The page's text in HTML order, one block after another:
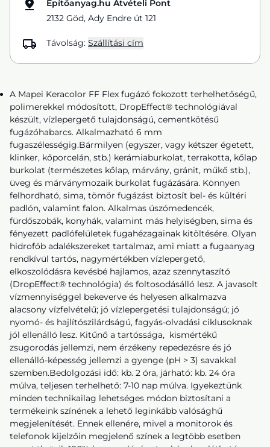
Építőanyag.hu Átvételi Pont
2132 Göd, Ady Endre út 121
Távolság: Szállítási cím
A Mapei Keracolor FF Flex fugázó fokozott terhelhetőségű,
polimerekkel módosított, DropEffect® technológiával
készült, vízlepergető tulajdonságú, cementkötésű
fugázóhabarcs. Alkalmazható 6 mm
fugaszélességig.Bármilyen (egyszer, vagy kétszer égetett,
klinker, kőporcelán, stb.) kerámiaburkolat, terrakotta, kőlap
burkolat (természetes kőlap, márvány, gránit, műkő stb.),
üveg és márványmozaik burkolat fugázására. Könnyen
felhordható, sima, tömör fugázást biztosít bel- és kültéri
padlón, valamint falon. Alkalmas úszómedencék,
fürdőszobák, konyhák, valamint más helyiségben, sima és
fényezett padlófelületek fugahézagainak kitöltésére. Olyan
hidrofób adalékszereket tartalmaz, ami miatt a fugaanyag
rendkívül tartós, nagymértékben vízlepergető,
elkoszolódásra kevésbé hajlamos, azaz szennytaszító
(DropEffect® technológia) és foltosodásálló lesz. A javasolt
vízmennyiséggel bekeverve és helyesen alkalmazva
alacsony vízfelvételű; jó vízlepergetési tulajdonságú; jó
nyomó- és hajlítószilárdságú, fagyás-olvadási ciklusoknak
jól ellenálló lesz. Kitűnő a tartóssága, kismértékű
zsugorodás jellemzi, nem érzékeny repedezésre és jó
ellenálló-képesség jellemzi a gyenge (pH > 3) savakkal
szemben.Bedolgozási idő: kb. 2 óra, járható: kb. 24 óra
múlva, teljesen terhelhető: 7-10 nap múlva. Igyekeztünk
minden technikailag lehetséges módon biztosítani a
termékeink színének a lehető leginkább valósághű
megjelenítését. Ennek ellenére, mivel a monitorok és
telefonok kijelzőin megjelenő színek a legtöbb esetben